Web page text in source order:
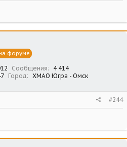
форуме
Сообщения
4 414
Город
ХМАО Югра - Омск
#244